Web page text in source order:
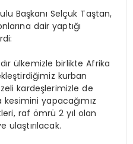
Başkanı Selçuk Taştan,
dair yaptığı
ülkemizle birlikte Afrika
kurban
kardeşlerimizle de
kesimini yapacağımız
raf ömrü 2 yıl olan
ulaştırılacak.